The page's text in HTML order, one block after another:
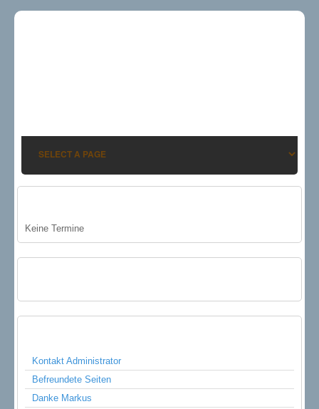
Keine Termine
Kontakt Administrator
Befreundete Seiten
Danke Markus